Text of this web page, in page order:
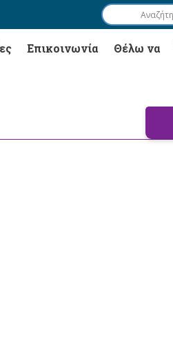
Επικοινωνία Θέλω να